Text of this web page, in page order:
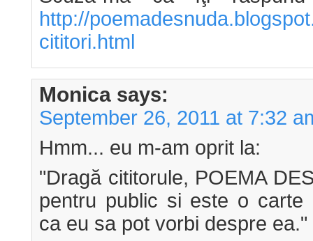
http://
cititori.html
Monica says:
September 26, 2011 at 7:32
Hmm... eu m-am oprit la:
"Dragă cititorule, POEMA
pentru public si este o carte
ca eu sa pot vorbi despre ea."